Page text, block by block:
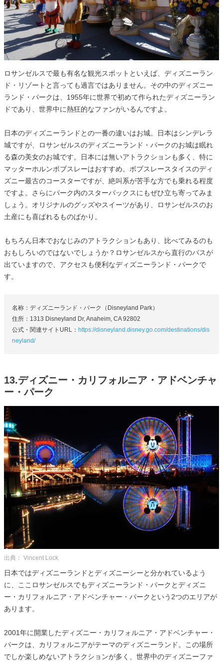
ロサンゼルスで最も有名な観光スポットといえば、ディズニーラン
ド・リゾートと言っても過言ではありません。その中のディズニー
ランド・パークは、1955年に世界で初めて作られたディズニーラン
ドであり、世界中に熱狂的なファンがいるんですよ。
日本のディズニーランドとの一番の違いはお城。日本はシンデレラ
城ですが、ロサンゼルスのディズニーランド・パークのお城は眠れ
る森の美女のお城です。日本には無いアトラクションも多く、特に
マッターホルンボブスレーはおすすめ。ボブスレースタイスのディ
ズニー最古のコースターですが、絶叫系が苦手な方でも乗れる程度
ですよ。さらにパーク内のスターバックスにもぜひ立ち寄ってみま
しょう。オリジナルのグッズやスイーツがあり、ロサンゼルスのお
土産にも喜ばれるものばかり。
もちろん日本でおなじみのアトラクションもあり、比べてみるのも
おもしろいのではないでしょうか？ロサンゼルスから直行のバスが
出ていますので、アクセスも便利なディズニーランド・パークで
す。
名称：ディズニーランド・パーク（Disneyland Park）
住所：1313 Disneyland Dr, Anaheim, CA 92802
公式・関連サイトURL： https://disneyland.disney.go.com/destinations/dis
neyland/
13.ディズニー・カリフォルニア・アドベンチャ
ー・パーク
出典： Vincent Lock
日本ではディズニーランドとディズニーシーと分かれているよう
に、ここロサンゼルスでもディズニーランド・パークとディズニ
ー・カリフォルニア・アドベンチャー・パークという2つのエリアが
あります。
2001年に開業したディズニー・カリフォルニア・アドベンチャー・
パークは、カリフォルニアがテーマのディズニーランド。この場所
でしか楽しめないアトラクションが多く、世界中のディズニーファ